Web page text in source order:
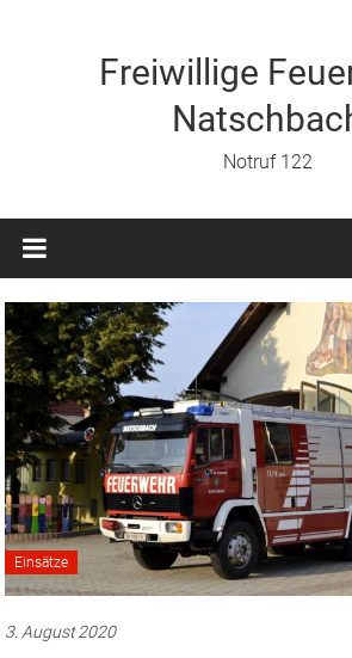
Freiwillige
Notruf 122
Einsätze
3. August 2020